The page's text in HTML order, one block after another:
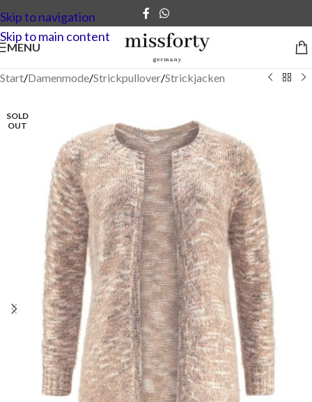
Skip to navigation
Skip to main content
MENU
Start/Damenmode/Strickpullover/Strickjacken
SOLD
OUT